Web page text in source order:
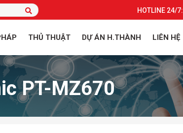
HOTLINE 24/7:
THỦ THUẬT DỰ ÁN H.THÀNH LIÊN HỆ
PT-MZ670